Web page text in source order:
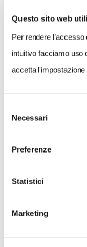
Questo sito web
Per rendere
intuitivo facciamo uso
accetta l'impostazione
delNecessari
Preferenze
Statistici
Marketing
Il Picnic alla
gusta tra i campi
2
BANDIERE ARANCIONI